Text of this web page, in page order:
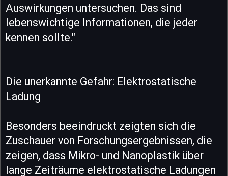
Auswirkungen untersuchen. Das sind
lebenswichtige Informationen, die jeder
kennen sollte."
Die unerkannte Gefahr: Elektrostatische
Ladung
Besonders beeindruckt zeigten sich die
Zuschauer von Forschungsergebnissen, die
zeigen, dass Mikro- und Nanoplastik über
lange Zeiträume elektrostatische Ladungen